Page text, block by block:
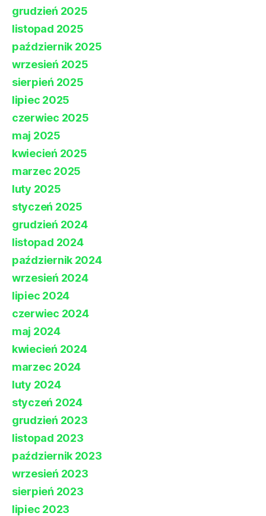
grudzień 2025
listopad 2025
październik 2025
wrzesień 2025
sierpień 2025
lipiec 2025
czerwiec 2025
maj 2025
kwiecień 2025
marzec 2025
luty 2025
styczeń 2025
grudzień 2024
listopad 2024
październik 2024
wrzesień 2024
lipiec 2024
czerwiec 2024
maj 2024
kwiecień 2024
marzec 2024
luty 2024
styczeń 2024
grudzień 2023
listopad 2023
październik 2023
wrzesień 2023
sierpień 2023
lipiec 2023